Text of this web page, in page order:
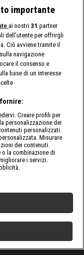
importante
ai nostri31 partner
dell'utente per offrirgli
Ciò avviene tramite il
navigazione
il consenso e
base di un interesse
Creare profili per
personalizzazione dei
personalizzati.
Misurare
dei contenuti.
la combinazione di
i servizi.